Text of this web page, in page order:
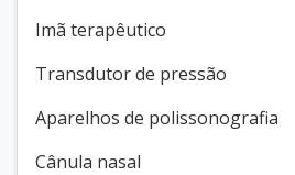
Imã terapêutico
Transdutor de pressão
Aparelhos de polissonografia
Cânula nasal